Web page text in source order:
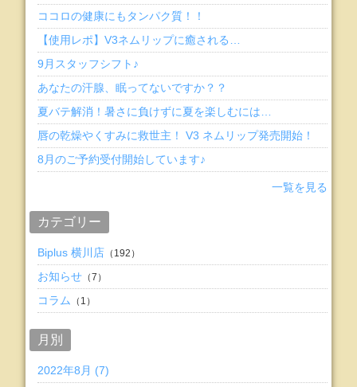
ココロの健康にもタンパク質！！
【使用レポ】V3ネムリップに癒される…
9月スタッフシフト♪
あなたの汗腺、眠ってないですか？？
夏バテ解消！暑さに負けずに夏を楽しむには…
唇の乾燥やくすみに救世主！ V3 ネムリップ発売開始！
8月のご予約受付開始しています♪
一覧を見る
カテゴリー
Biplus 横川店 （192）
お知らせ （7）
コラム （1）
月別
2022年8月 (7)